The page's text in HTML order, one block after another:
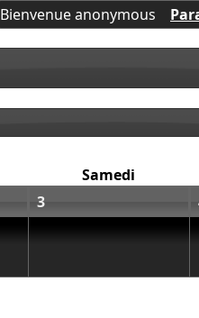
Bienvenue anonymous
Samedi
3